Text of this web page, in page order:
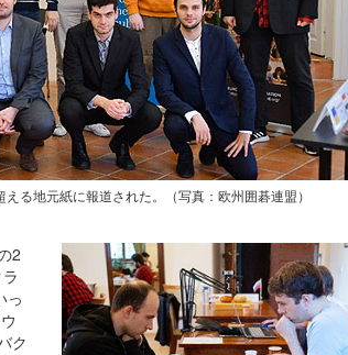
る地元紙に報道された。（写真：欧州囲碁連盟）
2
っ
ク